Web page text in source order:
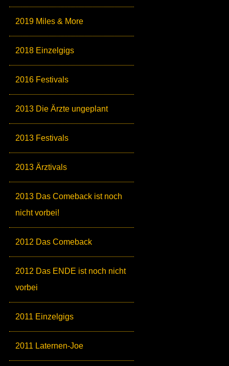
2019 Miles & More
2018 Einzelgigs
2016 Festivals
2013 Die Ärzte ungeplant
2013 Festivals
2013 Ärztivals
2013 Das Comeback ist noch
nicht vorbei!
2012 Das Comeback
2012 Das ENDE ist noch nicht
vorbei
2011 Einzelgigs
2011 Laternen-Joe